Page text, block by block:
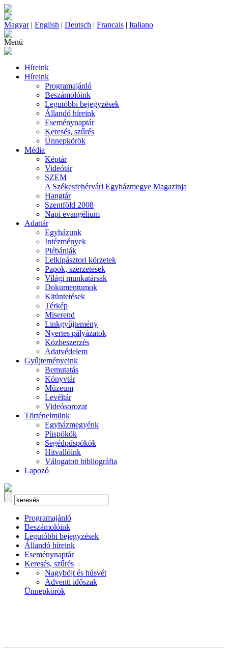
Magyar| English | Deutsch | Francais | Italiano
Menü
Híreink
Híreink
Programajánló
Beszámolóink
Legutóbbi bejegyzések
Állandó híreink
Eseménynaptár
Keresés, szűrés
Ünnepkörök
Média
Képtár
Videótár
SZEM
A Székesfehérvári Egyházmegye Magazinja
Hangtár
Szentföld 2008
Napi evangélium
Adattár
Egyházunk
Intézmények
Plébániák
Lelkipásztori körzetek
Papok, szerzetesek
Világi munkatársak
Dokumentumok
Kitüntetések
Térkép
Miserend
Linkgyűjtemény
Nyertes pályázatok
Közbeszerzés
Adatvédelem
Gyűjteményeink
Bemutatás
Könyvtár
Múzeum
Levéltár
Videósorozat
Történelmünk
Egyházmegyénk
Püspökök
Segédpüspökök
Hitvallóink
Válogatott bibliográfia
Lapozó
Programajánló
Beszámolóink
Legutóbbi bejegyzések
Állandó híreink
Eseménynaptár
Keresés, szűrés
Nagyböjt és húsvét
Adventi időszak
Ünnepkörök